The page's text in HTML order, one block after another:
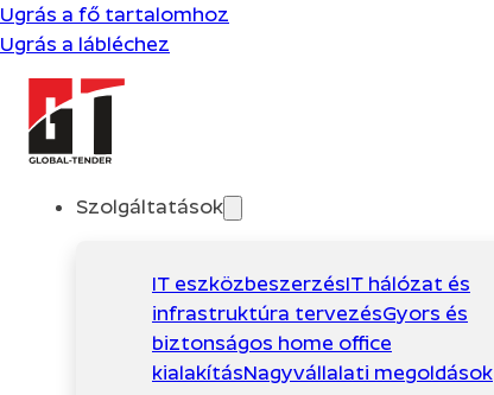
Ugrás a fő tartalomhoz
Ugrás a lábléchez
Szolgáltatások
IT eszközbeszerzésIT hálózat és
infrastruktúra tervezésGyors és
biztonságos home office
kialakításNagyvállalati megoldások